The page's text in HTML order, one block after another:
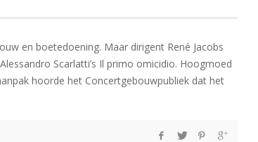
en boetedoening. Maar dirigent René Jacobs
Scarlatti’s Il primo omicidio. Hoogmoed
hoorde het Concertgebouwpubliek dat het